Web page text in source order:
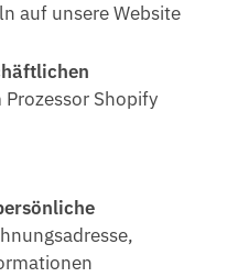
auf unsere Website
Shopify